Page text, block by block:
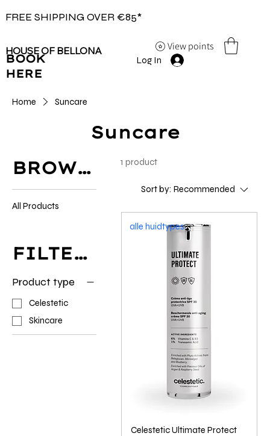
FREE SHIPPING OVER €85*
View points
HOUSE OF BELLONA
BOOK
HERE
Log In
Home Suncare
Suncare
BROWSE BY
All Products
FILTER BY
Product type
Celestetic
Skincare
1 product
Sort by: Recommended
Quick View
alle huidtypes
Celestetic Ultimate Protect